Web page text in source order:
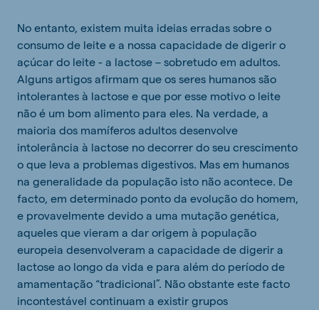
No entanto, existem muita ideias erradas sobre o
consumo de leite e a nossa capacidade de digerir o
açúcar do leite - a lactose – sobretudo em adultos.
Alguns artigos afirmam que os seres humanos são
intolerantes à lactose e que por esse motivo o leite
não é um bom alimento para eles. Na verdade, a
maioria dos mamíferos adultos desenvolve
intolerância à lactose no decorrer do seu crescimento
o que leva a problemas digestivos. Mas em humanos
na generalidade da população isto não acontece. De
facto, em determinado ponto da evolução do homem,
e provavelmente devido a uma mutação genética,
aqueles que vieram a dar origem à população
europeia desenvolveram a capacidade de digerir a
lactose ao longo da vida e para além do período de
amamentação “tradicional”. Não obstante este facto
incontestável continuam a existir grupos